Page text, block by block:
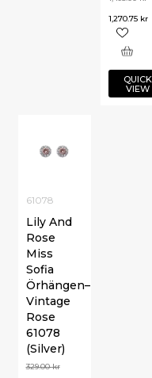
1,270.75 kr
QUICK
VIEW
61078
Lily And
Rose
Miss
Sofia
Örhängen–
Vintage
Rose
61078
(Silver)
329.00kr